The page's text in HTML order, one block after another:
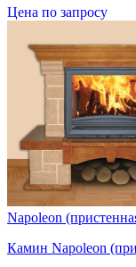
Цена по запросу
Napoleon
Камин Napoleon